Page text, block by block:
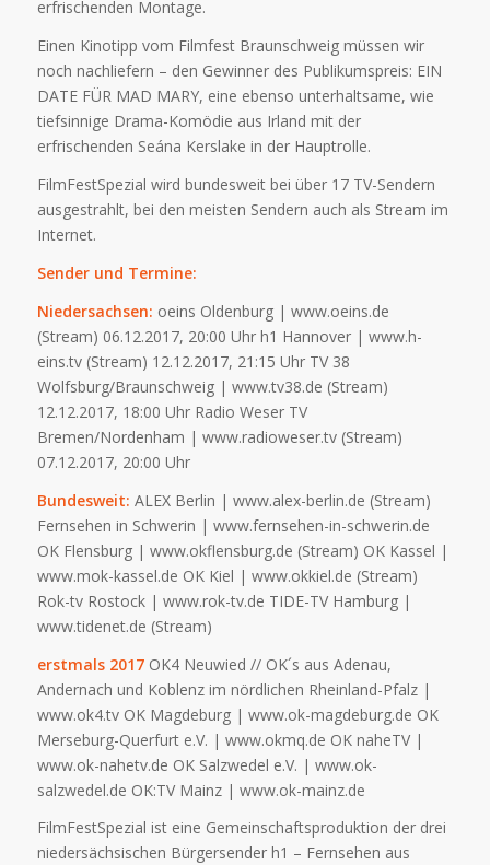
erfrischenden Montage.
Einen Kinotipp vom Filmfest Braunschweig müssen wir
noch nachliefern – den Gewinner des Publikumspreis: EIN
DATE FÜR MAD MARY, eine ebenso unterhaltsame, wie
tiefsinnige Drama-Komödie aus Irland mit der
erfrischenden Seána Kerslake in der Hauptrolle.
FilmFestSpezial wird bundesweit bei über 17 TV-Sendern
ausgestrahlt, bei den meisten Sendern auch als Stream im
Internet.
Sender und Termine:
Niedersachsen: oeins Oldenburg | www.oeins.de
(Stream) 06.12.2017, 20:00 Uhr h1 Hannover | www.h-
eins.tv (Stream) 12.12.2017, 21:15 Uhr TV 38
Wolfsburg/Braunschweig | www.tv38.de (Stream)
12.12.2017, 18:00 Uhr Radio Weser TV
Bremen/Nordenham | www.radioweser.tv (Stream)
07.12.2017, 20:00 Uhr
Bundesweit: ALEX Berlin | www.alex-berlin.de (Stream)
Fernsehen in Schwerin | www.fernsehen-in-schwerin.de
OK Flensburg | www.okflensburg.de (Stream) OK Kassel |
www.mok-kassel.de OK Kiel | www.okkiel.de (Stream)
Rok-tv Rostock | www.rok-tv.de TIDE-TV Hamburg |
www.tidenet.de (Stream)
erstmals 2017OK4 Neuwied // OK´s aus Adenau,
Andernach und Koblenz im nördlichen Rheinland-Pfalz |
www.ok4.tv OK Magdeburg | www.ok-magdeburg.de OK
Merseburg-Querfurt e.V. | www.okmq.de OK naheTV |
www.ok-nahetv.de OK Salzwedel e.V. | www.ok-
salzwedel.de OK:TV Mainz | www.ok-mainz.de
FilmFestSpezial ist eine Gemeinschaftsproduktion der drei
niedersächsischen Bürgersender h1 – Fernsehen aus